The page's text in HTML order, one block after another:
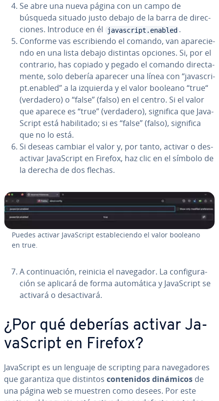
Se abre una nueva página con un campo de
búsqueda situado justo debajo de la barra de di­re­c­
cio­nes. Introduce en él
javascript.enabled .
Conforme vas es­cri­bie­n­do el comando, van apa­re­cie­
n­do en una lista debajo distintas opciones. Si, por el
contrario, has copiado y pegado el comando di­re­c­ta­
me­n­te, solo debería aparecer una línea con “ja­va­s­cri­
pt.enabled” a la izquierda y el valor booleano “true“
(verdadero) o “false” (falso) en el centro. Si el valor
que aparece es “true” (verdadero), significa que Ja­va­
S­cri­pt está ha­bi­li­ta­do; si es “false” (falso), significa
que no lo está.
Si deseas cambiar el valor y, por tanto, activar o des­
ac­ti­var Ja­va­S­cri­pt en Firefox, haz clic en el símbolo de
la derecha de dos flechas.
Puedes activar Ja­va­S­cri­pt es­ta­ble­cie­n­do el valor booleano
en true.
A co­n­ti­nua­ción, reinicia el navegador. La co­n­fi­gu­ra­
ción se aplicará de forma au­to­má­ti­ca y Ja­va­S­cri­pt se
activará o des­ac­ti­va­rá.
¿Por qué deberías activar Ja­
va­S­cri­pt en Firefox?
Ja­va­S­cri­pt es un lenguaje de scripting para na­ve­ga­do­res
que garantiza que distintos co­n­te­ni­dos dinámicos de
una página web se muestren como desees. Por este